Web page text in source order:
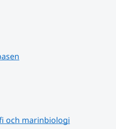
och marinbiologi